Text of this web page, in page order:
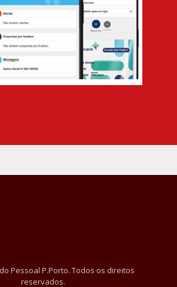
Pessoal P.Porto. Todos os direitos
reservados.